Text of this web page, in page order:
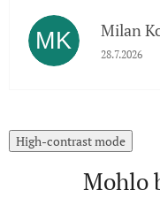
MK Milan
28.7.2026
High-contrast mode
Mohlo